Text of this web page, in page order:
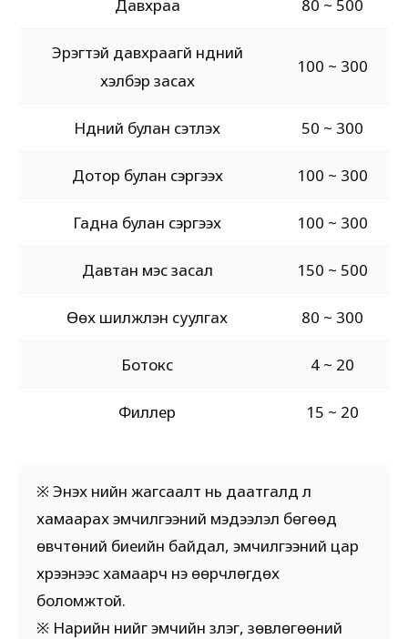
Давхраа 80 ~ 500
Эрэгтэй давхраагүй нүдний
хэлбэр засах
100 ~ 300
Нүдний булан сэтлэх 50 ~ 300
Дотор булан сэргээх 100 ~ 300
Гадна булан сэргээх 100 ~ 300
Давтан мэс засал 150 ~ 500
Өөх шилжүүлэн суулгах 80 ~ 300
Ботокс 4 ~ 20
Филлер 15 ~ 20
※ Энэхүү үнийн жагсаалт нь даатгалд үл
хамаарах эмчилгээний мэдээлэл бөгөөд
өвчтөний биеийн байдал, эмчилгээний цар
хүрээнээс хамаарч үнэ өөрчлөгдөх
боломжтой.
※ Нарийн үнийг эмчийн үзлэг, зөвлөгөөний